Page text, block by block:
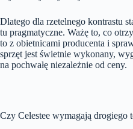
Dlatego dla rzetelnego kontrastu
tu pragmatyczne. Ważę to, co
to z obietnicami producenta i
sprzęt jest świetnie wykonany,
na pochwałę niezależnie od ceny.
Czy Celestee wymagają drogiego